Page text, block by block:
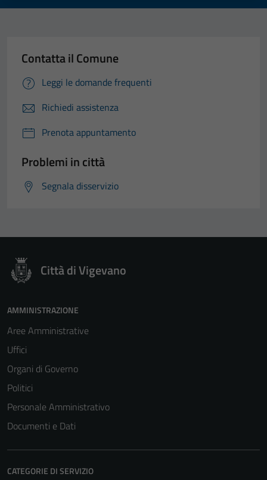
Contatta il Comune
Leggi le domande frequenti
Richiedi assistenza
Prenota appuntamento
Problemi in città
Segnala disservizio
Città di Vigevano
AMMINISTRAZIONE
Aree Amministrative
Uffici
Organi di Governo
Politici
Personale Amministrativo
Documenti e Dati
CATEGORIE DI SERVIZIO